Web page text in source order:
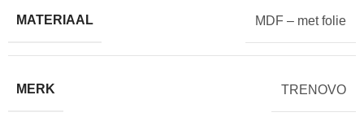
MATERIAAL MDF – met folie
MERK TRENOVO